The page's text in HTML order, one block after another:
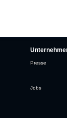
Presse
Jobs